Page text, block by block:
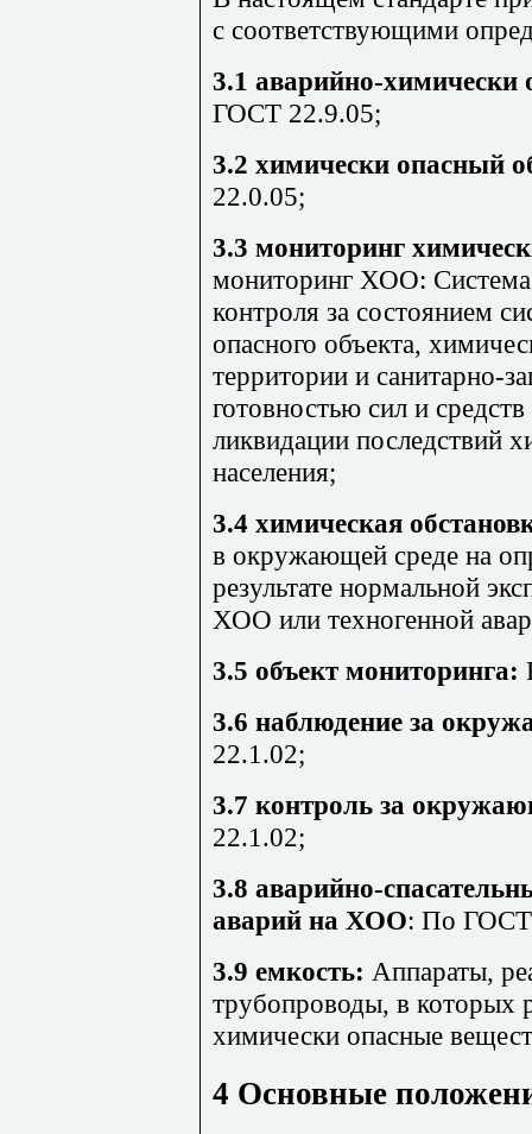
с соответствующими
3.1 аварийно-химически
ГОСТ 22.9.05;
3.2 химически опасный
22.0.05;
3.3 мониторинг
мониторинг ХОО: Система
контроля за состоянием
опасного объекта,
территории и санитарно-
готовностью сил и
ликвидации последствий
населения;
3.4 химическая
в окружающей среде на
результате нормальной
ХОО или техногенной
3.5 объект мониторинга:
3.6 наблюдение за
22.1.02;
3.7 контроль за
22.1.02;
3.8 аварийно-
аварий на ХОО: По ГОСТ
3.9 емкость: Аппараты,
трубопроводы, в которых
химически опасные
4 Основные